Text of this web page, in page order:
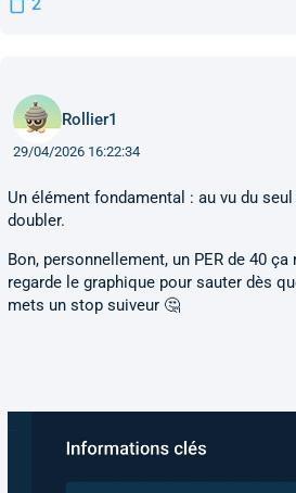
2
Rollier1
29/04/2026 16:22:34
Un élément fondamental : au vu du
doubler.
Bon, personnellement, un PER de 40
regarde le graphique pour sauter dès
mets un stop suiveur 🤔